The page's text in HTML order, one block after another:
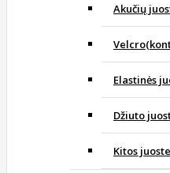
Akučių
Elastinės
Džiuto
Kitos